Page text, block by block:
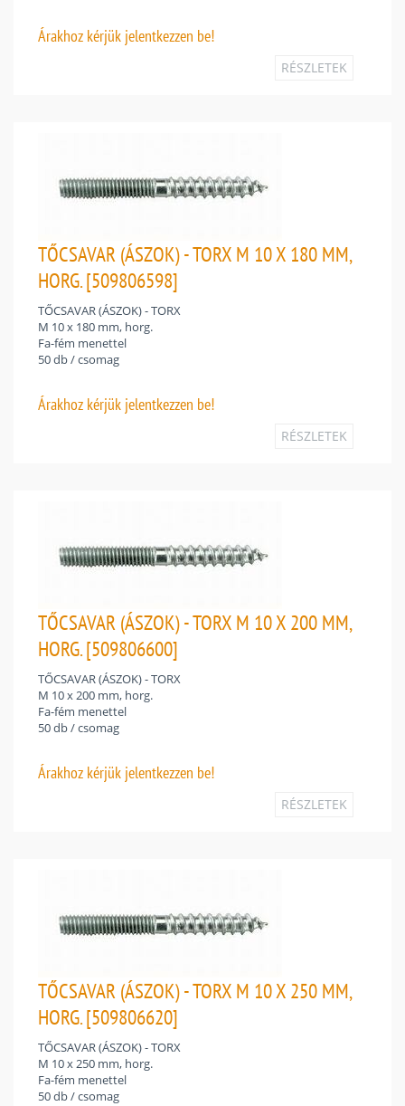
Árakhoz kérjük jelentkezzen be!
RÉSZLETEK
TŐCSAVAR (ÁSZOK) - TORX M 10 X 180 MM,
HORG. [509806598]
TŐCSAVAR (ÁSZOK) - TORX
M 10 x 180 mm, horg.
Fa-fém menettel
50 db / csomag
Árakhoz kérjük jelentkezzen be!
RÉSZLETEK
TŐCSAVAR (ÁSZOK) - TORX M 10 X 200 MM,
HORG. [509806600]
TŐCSAVAR (ÁSZOK) - TORX
M 10 x 200 mm, horg.
Fa-fém menettel
50 db / csomag
Árakhoz kérjük jelentkezzen be!
RÉSZLETEK
TŐCSAVAR (ÁSZOK) - TORX M 10 X 250 MM,
HORG. [509806620]
TŐCSAVAR (ÁSZOK) - TORX
M 10 x 250 mm, horg.
Fa-fém menettel
50 db / csomag